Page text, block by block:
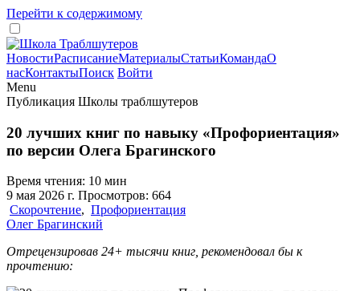
Перейти к содержимому
НовостиРасписаниеМатериалыСтатьиКомандаО
насКонтактыПоиск Войти
Menu
Публикация Школы траблшутеров
20 лучших книг по навыку «Профориентация»
по версии Олега Брагинского
Время чтения: 10 мин
9 мая 2026 г. Просмотров: 664
Скорочтение, Профориентация
Олег Брагинский
Отрецензировав 24+ тысячи книг, рекомендовал бы к
прочтению: